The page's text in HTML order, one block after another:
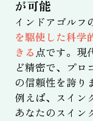
が可能
インドアゴルフ
を駆使した科学
きる 点です。現
ど精密で、プロ
の信頼性を誇り
例えば、スイン
あなたのスイン